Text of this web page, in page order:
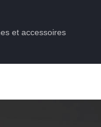
et accessoires